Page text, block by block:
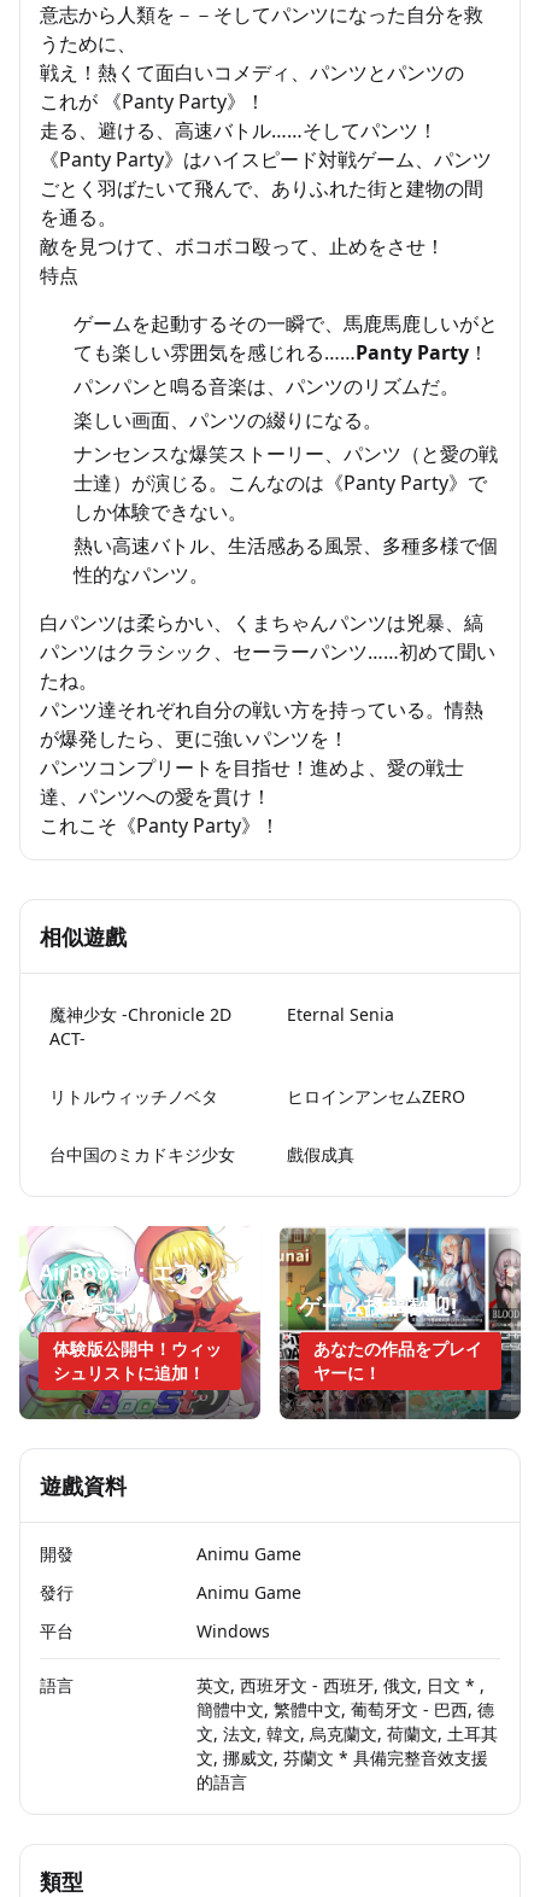
意志から人類を－－そしてパンツになった自分を救
うために、
戦え！熱くて面白いコメディ、パンツとパンツの
これが 《Panty Party》！
走る、避ける、高速バトル……そしてパンツ！
《Panty Party》はハイスピード対戦ゲーム、パンツ
ごとく羽ばたいて飛んで、ありふれた街と建物の間
を通る。
敵を見つけて、ボコボコ殴って、止めをさせ！
特点
ゲームを起動するその一瞬で、馬鹿馬鹿しいがと
ても楽しい雰囲気を感じれる……Panty Party ！
パンパンと鳴る音楽は、パンツのリズムだ。
楽しい画面、パンツの綴りになる。
ナンセンスな爆笑ストーリー、パンツ（と愛の戦
士達）が演じる。こんなのは《Panty Party》で
しか体験できない。
熱い高速バトル、生活感ある風景、多種多様で個
性的なパンツ。
白パンツは柔らかい、くまちゃんパンツは兇暴、縞
パンツはクラシック、セーラーパンツ……初めて聞い
たね。
パンツ達それぞれ自分の戦い方を持っている。情熱
が爆発したら、更に強いパンツを！
パンツコンプリートを目指せ！進めよ、愛の戦士
達、パンツへの愛を貫け！
これこそ《Panty Party》！
相似遊戲
魔神少女 -Chronicle 2D
ACT-
Eternal Senia
リトルウィッチノベタ ヒロインアンセムZERO
台中国のミカドキジ少女 戲假成真
AirBoost：エアシッ
プの騎士
体験版公開中！ウィッ
シュリストに追加！
ゲーム投稿歓迎!
あなたの作品をプレイ
ヤーに！
遊戲資料
開發
Animu Game
發行
Animu Game
平台
Windows
語言
英文, 西班牙文 - 西班牙, 俄文, 日文 * ,
簡體中文, 繁體中文, 葡萄牙文 - 巴西, 德
文, 法文, 韓文, 烏克蘭文, 荷蘭文, 土耳其
文, 挪威文, 芬蘭文 * 具備完整音效支援
的語言
類型